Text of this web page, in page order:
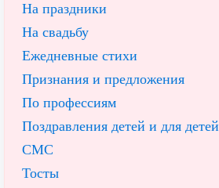
На праздники
На свадьбу
Ежедневные стихи
Признания и предложения
По профессиям
Поздравления детей и для детей
СМС
Тосты